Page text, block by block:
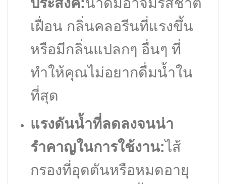
เฝื่อน กลิ่นคลอรีนที่แรงขึ้น
หรือมีกลิ่นแปลกๆ อื่นๆ ที่
ทำให้คุณไม่อยากดื่มน้ำใน
ที่สุด
แรงดันน้ำที่ลดลงจนน่า
รำคาญในการใช้งาน:ไส้
กรองที่อุดตันหรือหมดอายุ